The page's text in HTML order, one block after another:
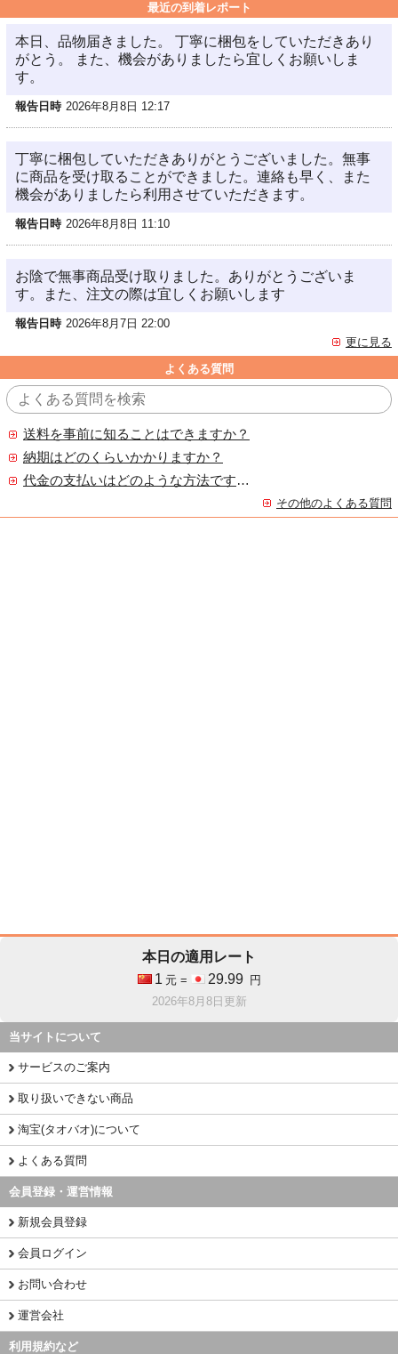
最近の到着レポート
本日、品物届きました。 丁寧に梱包をしていただきあり
がとう。 また、機会がありましたら宜しくお願いしま
す。
報告日時 2026年8月8日 12:17
丁寧に梱包していただきありがとうございました。無事
に商品を受け取ることができました。連絡も早く、また
機会がありましたら利用させていただきます。
報告日時 2026年8月8日 11:10
お陰で無事商品受け取りました。ありがとうございま
す。また、注文の際は宜しくお願いします
報告日時 2026年8月7日 22:00
更に見る
よくある質問
送料を事前に知ることはできますか？
納期はどのくらいかかりますか？
代金の支払いはどのような方法ですか？
その他のよくある質問
本日の適用レート
1 元 = 29.99
円
2026年8月8日更新
当サイトについて
サービスのご案内
取り扱いできない商品
淘宝(タオバオ)について
よくある質問
会員登録・運営情報
新規会員登録
会員ログイン
お問い合わせ
運営会社
利用規約など